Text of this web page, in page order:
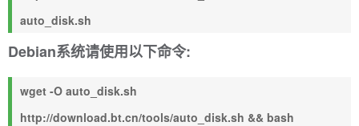
auto_disk.sh
Debian系统请使用以下命令:
wget -O auto_disk.sh
http://download.bt.cn/tools/auto_disk.sh && bash